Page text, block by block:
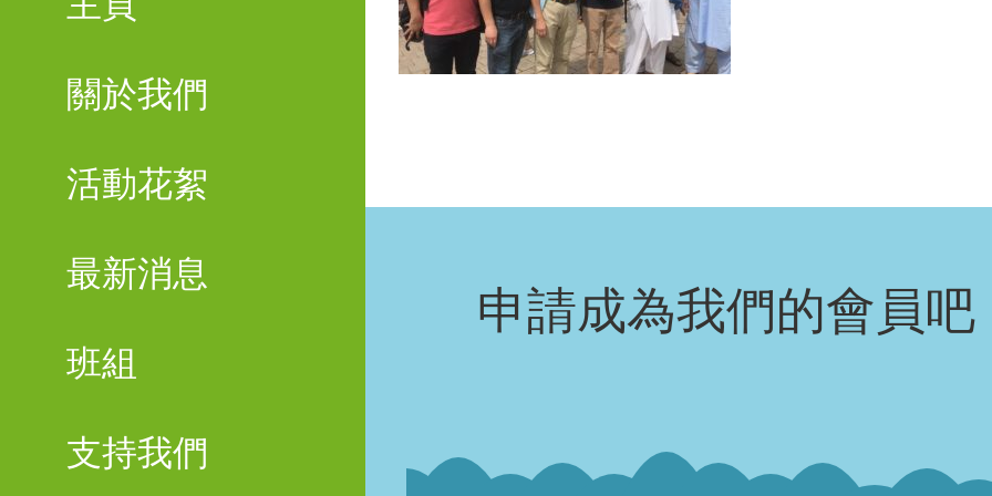
關於我們
活動花絮
最新消息
班組
支持我們
申請成為我們的會員吧